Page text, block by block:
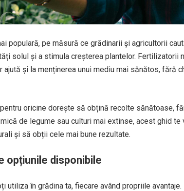
populară, pe măsură ce grădinarii și agricultorii
solul și a stimula creșterea plantelor. Fertilizatorii
și la menținerea unui mediu mai sănătos, fără
oricine dorește să obțină recolte sănătoase,
de legume sau culturi mai extinse, acest ghid te
și să obții cele mai bune rezultate.
opțiunile disponibile
în grădina ta, fiecare având propriile avantaje.